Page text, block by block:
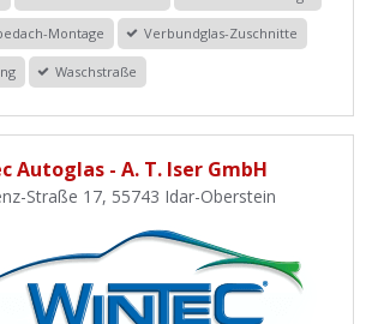
Montage Verbundglas-Zuschnitte
Waschstraße
Autoglas - A. T. Iser GmbH
Straße 17, 55743 Idar-Oberstein